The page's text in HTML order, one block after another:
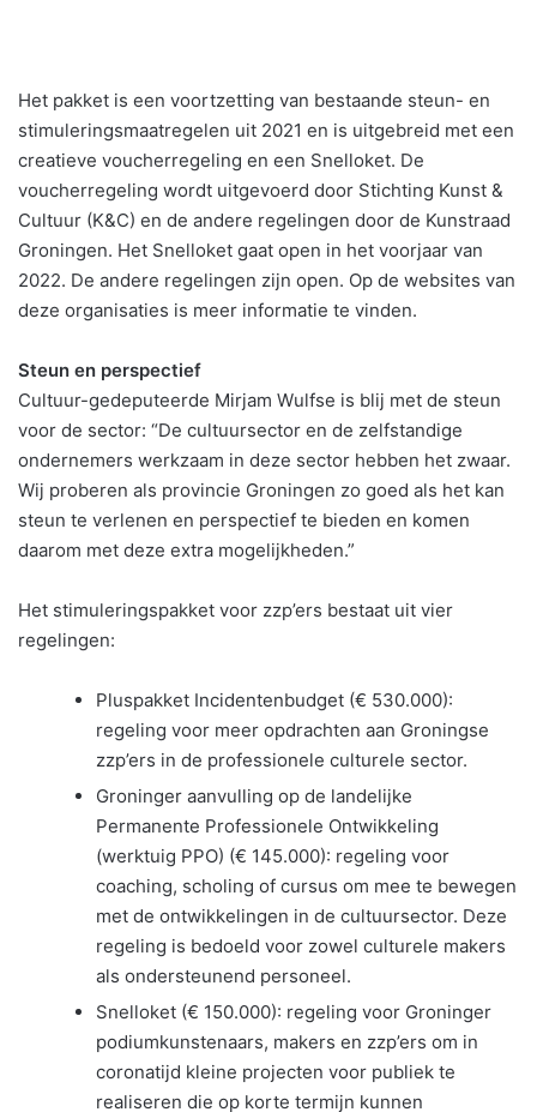
Het pakket is een voortzetting van bestaande steun- en
stimuleringsmaatregelen uit 2021 en is uitgebreid met een
creatieve voucherregeling en een Snelloket. De
voucherregeling wordt uitgevoerd door Stichting Kunst &
Cultuur (K&C) en de andere regelingen door de Kunstraad
Groningen. Het Snelloket gaat open in het voorjaar van
2022. De andere regelingen zijn open. Op de websites van
deze organisaties is meer informatie te vinden.
Steun en perspectief
Cultuur-gedeputeerde Mirjam Wulfse is blij met de steun
voor de sector: “De cultuursector en de zelfstandige
ondernemers werkzaam in deze sector hebben het zwaar.
Wij proberen als provincie Groningen zo goed als het kan
steun te verlenen en perspectief te bieden en komen
daarom met deze extra mogelijkheden.”
Het stimuleringspakket voor zzp’ers bestaat uit vier
regelingen:
Pluspakket Incidentenbudget (€ 530.000):
regeling voor meer opdrachten aan Groningse
zzp’ers in de professionele culturele sector.
Groninger aanvulling op de landelijke
Permanente Professionele Ontwikkeling
(werktuig PPO) (€ 145.000): regeling voor
coaching, scholing of cursus om mee te bewegen
met de ontwikkelingen in de cultuursector. Deze
regeling is bedoeld voor zowel culturele makers
als ondersteunend personeel.
Snelloket (€ 150.000): regeling voor Groninger
podiumkunstenaars, makers en zzp’ers om in
coronatijd kleine projecten voor publiek te
realiseren die op korte termijn kunnen